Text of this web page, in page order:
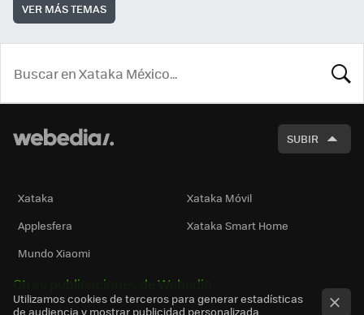
VER MÁS TEMAS
SUBIR
Xataka
Xataka Móvil
Applesfera
Xataka Smart Home
Mundo Xiaomi
Otras publicaciones de Webedia
Utilizamos cookies de terceros para generar estadísticas
de audiencia y mostrar publicidad personalizada